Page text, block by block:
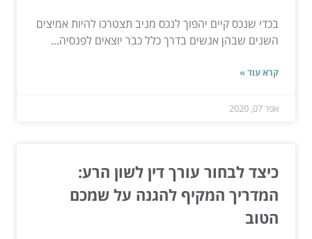
בכדי שנכס קיים יהפוך לנכס מניב תצטרכו להיות אמיצים
השנים שבהן אנשים בדרך כלל כבר יוצאים לפנסיה...
קרא עוד »
אפר 07, 2020
כיצד לבחור עורך דין לשון הרע:
המדריך המקיף להגנה על שמכם
הטוב